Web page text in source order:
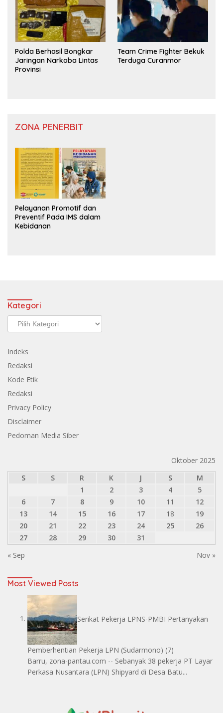
Polda Berhasil Bongkar
Jaringan Narkoba Lintas
Provinsi
Team Crime Fighter Bekuk
Terduga Curanmor
ZONA PENERBIT
Pelayanan Promotif dan
Preventif Pada IMS dalam
Kebidanan
Kategori
Kategori
Indeks
Redaksi
Kode Etik
Redaksi
Privacy Policy
Disclaimer
Pedoman Media Siber
Oktober 2025
S
S R K J S
M
1
2 3 4
5
6
7 8 9 10 11
12
13
14 15 16 17 18
19
20
21 22 23 24 25
26
27
28 29 30
31
« Sep
Nov »
Most Viewed Posts
Serikat Pekerja LPNS-PMBI Pertanyakan
Pemberhentian Pekerja LPN (Sudarmono) (7)
Barru, zona-pantau.com -- Sebanyak 38 pekerja PT Layar
Perkasa Nusantara (LPN) Shipyard di Desa Batu...